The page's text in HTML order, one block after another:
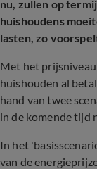
nu, zullen op
huishoudens
lasten, zo
Met het
huishouden al
hand van twee
in de komende tijd
In het
van de